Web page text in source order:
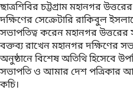
ছাত্রশিবির চট্টগ্রাম মহানগর
দক্ষিণের সেক্রেটারি রাকিবুল
সভাপতিত্ব করেন মহানগর
বক্তব্য রাখেন মহানগর দক্ষিণের
অনুষ্ঠানে বিশেষ অতিথি হিসেবে
সভাপতি ও আমার দেশ পত্রিকার
কচি।